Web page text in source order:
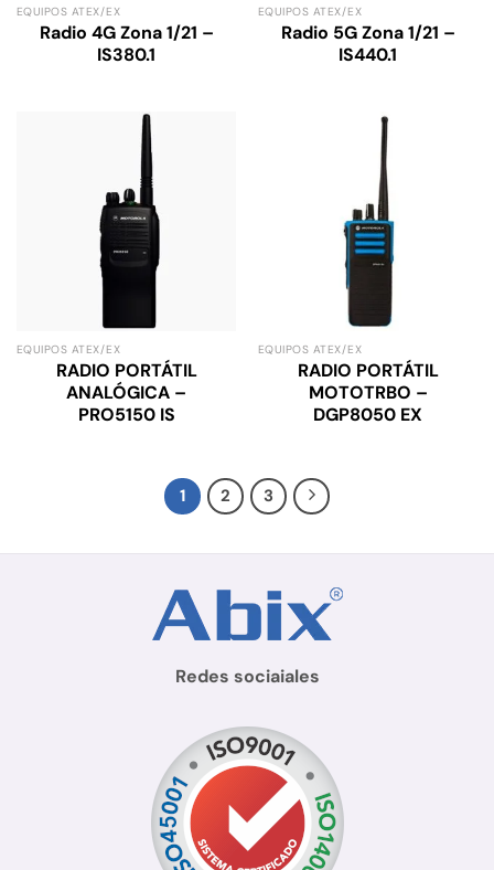
EQUIPOS ATEX/EX
Radio 4G Zona 1/21 –
IS380.1
EQUIPOS ATEX/EX
Radio 5G Zona 1/21 –
IS440.1
EQUIPOS ATEX/EX
RADIO PORTÁTIL
ANALÓGICA –
PRO5150 IS
EQUIPOS ATEX/EX
RADIO PORTÁTIL
MOTOTRBO –
DGP8050 EX
1 2 3
Redes sociaiales